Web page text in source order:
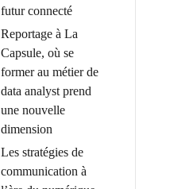
futur connecté
Reportage à La
Capsule, où se
former au métier de
data analyst prend
une nouvelle
dimension
Les stratégies de
communication à